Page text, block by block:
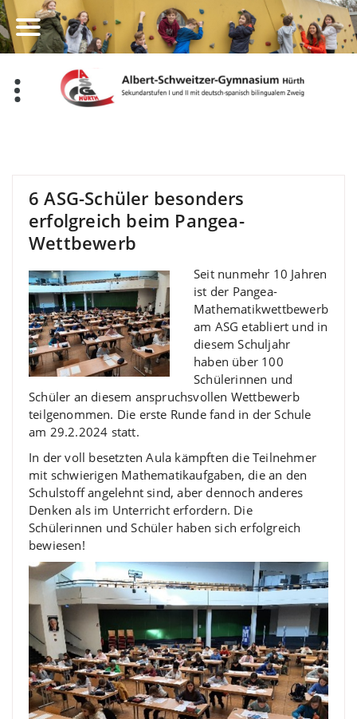
Zum
Inhalt
springen
6 ASG-Schüler besonders
erfolgreich beim Pangea-
Wettbewerb
Seit nunmehr 10 Jahren
ist der Pangea-
Mathematikwettbewerb
am ASG etabliert und in
diesem Schuljahr
haben über 100
Schülerinnen und
Schüler an diesem anspruchsvollen Wettbewerb
teilgenommen. Die erste Runde fand in der Schule
am 29.2.2024 statt.
In der voll besetzten Aula kämpften die Teilnehmer
mit schwierigen Mathematikaufgaben, die an den
Schulstoff angelehnt sind, aber dennoch anderes
Denken als im Unterricht erfordern. Die
Schülerinnen und Schüler haben sich erfolgreich
bewiesen!